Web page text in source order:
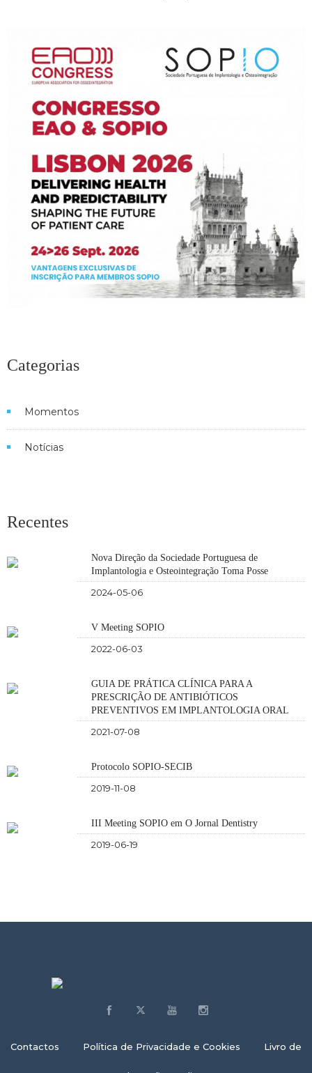
Categorias
Momentos
Notícias
Recentes
Nova Direção da Sociedade Portuguesa de
Implantologia e Osteointegração Toma Posse
2024-05-06
V Meeting SOPIO
2022-06-03
GUIA DE PRÁTICA CLÍNICA PARA A
PRESCRIÇÃO DE ANTIBIÓTICOS
PREVENTIVOS EM IMPLANTOLOGIA ORAL
2021-07-08
Protocolo SOPIO-SECIB
2019-11-08
III Meeting SOPIO em O Jornal Dentistry
2019-06-19
Contactos Política de Privacidade e Cookies Livro de